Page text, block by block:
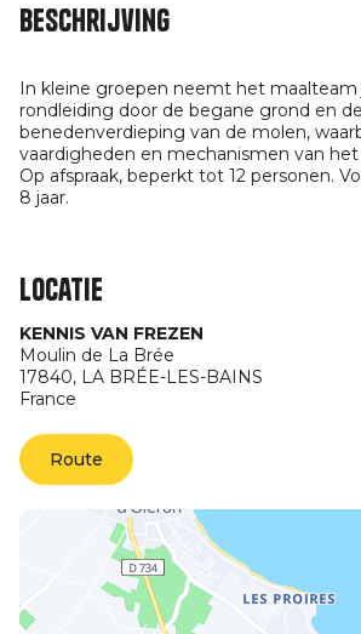
Beschrijving
In kleine groepen neemt het
rondleiding door de begane grond en de
benedenverdieping van de molen,
vaardigheden en mechanismen van
Op afspraak, beperkt tot 12 personen.
8 jaar.
Locatie
KENNIS VAN FREZEN
Moulin de La Brée
17840, LA BRÉE-LES-BAINS
France
Route